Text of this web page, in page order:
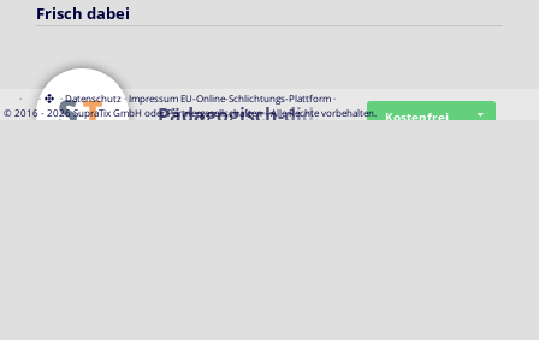
Frisch dabei
Pädagogisch-did… Kostenfrei
· · ·Datenschutz·Impressum EU-Online-Schlichtungs-Plattform·
© 2016 - 2026 SupraTix GmbH oder Partnergesellschaften - Alle Rechte vorbehalten.